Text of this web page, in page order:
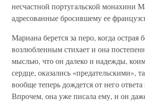
несчастной португальской монахини
адресованные бросившему ее
Мариана берется за перо, когда острая
возлюбленным стихает и она
мыслью, что он далеко и надежды,
сердце, оказались «предательскими»,
вообще теперь дождется от него
Впрочем, она уже писала ему, и он